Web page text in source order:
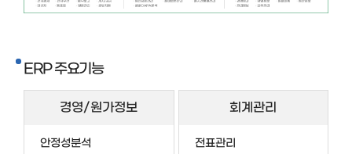
ERP 주요기능
경영/원가정보
안정성분석
회계관리
전표관리